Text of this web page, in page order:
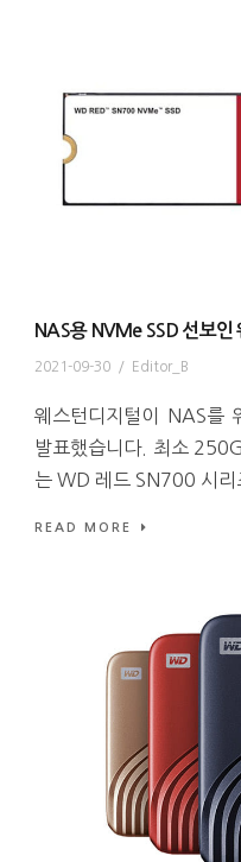
NAS용 NVMe SSD 선보인
2021-09-30 / Editor_B
웨스턴디지털이 NAS를
발표했습니다. 최소
는 WD 레드 SN700 시리
READ MORE